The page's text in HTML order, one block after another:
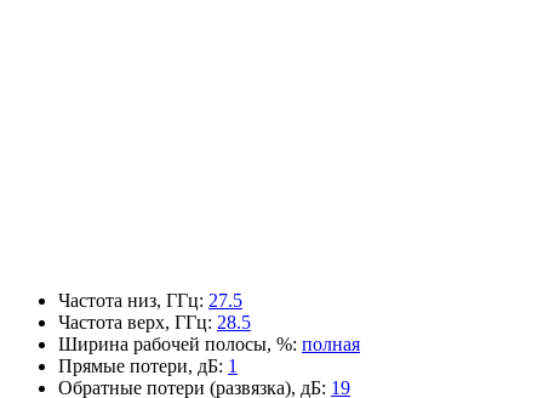
Частота низ, ГГц: 27.5
Частота верх, ГГц: 28.5
Ширина рабочей полосы, %: полная
Прямые потери, дБ: 1
Обратные потери (развязка), дБ: 19